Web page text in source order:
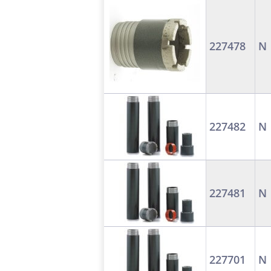
227478 N
227482 N
227481 N
227701 N